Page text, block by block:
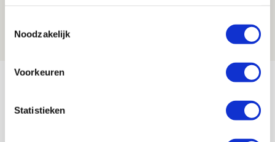
Noodzakelijk
Voorkeuren
Statistieken
reist met vertrouwen naar Dublin
Bekijk meer